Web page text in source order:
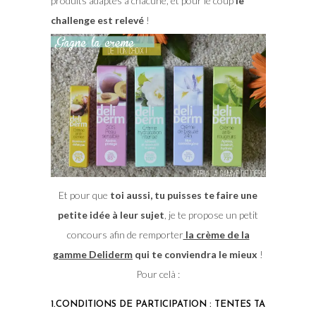
challenge est relevé!
Et pour que toi aussi, tu puisses te faire une
petite idée à leur sujet , je te propose un petit
concours afin de remporterla crème de la
gamme Deliderm qui te conviendra le mieux !
Pour celà :
1.CONDITIONS DE PARTICIPATION : TENTES TA